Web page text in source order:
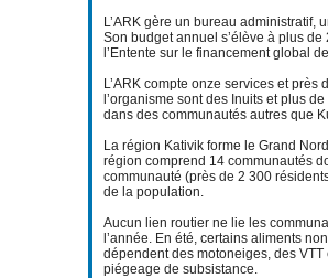
L’ARK gère un bureau
Son budget annuel s’élève à plus
l’Entente sur le financement global
L’ARK compte onze services et
l’organisme sont des Inuits et plus
dans des communautés autres que
La région Kativik forme le Grand
région comprend 14 communautés
communauté (près de 2 300
de la population.
Aucun lien routier ne lie les
l’année. En été, certains aliments
dépendent des motoneiges, des
piégeage de subsistance.